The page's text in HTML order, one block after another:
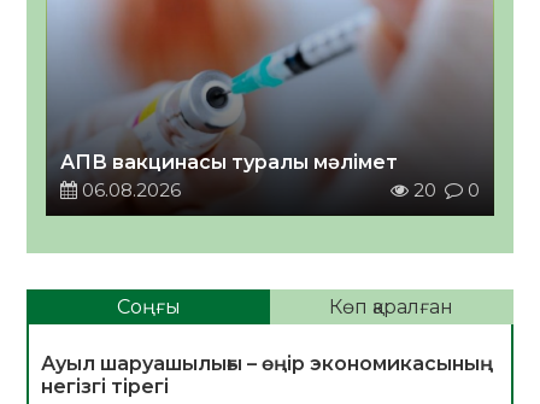
АПВ вакцинасы туралы мәлімет
06.08.2026
20 0
Соңғы Көп қаралған
Ауыл шаруашылығы – өңір экономикасының
негізгі тірегі